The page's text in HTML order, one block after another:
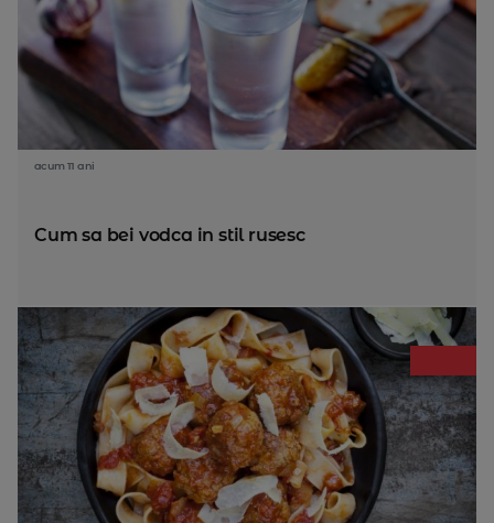
acum 11 ani
Cum sa bei vodca in stil rusesc